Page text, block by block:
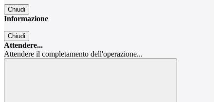
Chiudi
Informazione
Chiudi
Attendere...
Attendere il completamento dell'operazione...